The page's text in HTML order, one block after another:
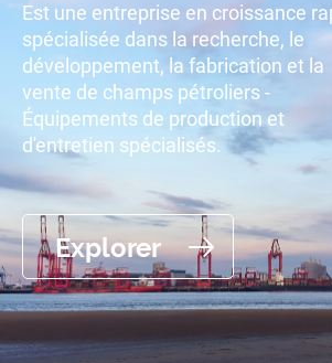
Est une entreprise en croissance
spécialisée dans la recherche, le
développement, la fabrication et la
vente de champs pétroliers -
Équipements de production et
d'entretien spécialisés.
Explorer